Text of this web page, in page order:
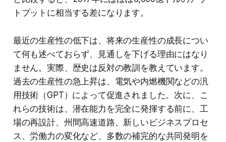
トプットに相当する差になります。
最近の生産性の低下は、将来の生産性の成長につい
て何も述べておらず、見通しを下げる理由にはなり
ません。実際、歴史は反対の教訓を教えています。
過去の生産性の急上昇は、電気や内燃機関などの汎
用技術（GPT）によって促進されました。次に、こ
れらの技術は、潜在能力を完全に発揮する前に、工
場の再設計、州間高速道路、新しいビジネスプロセ
ス、労働力の変化など、多数の補完的な共同発明を